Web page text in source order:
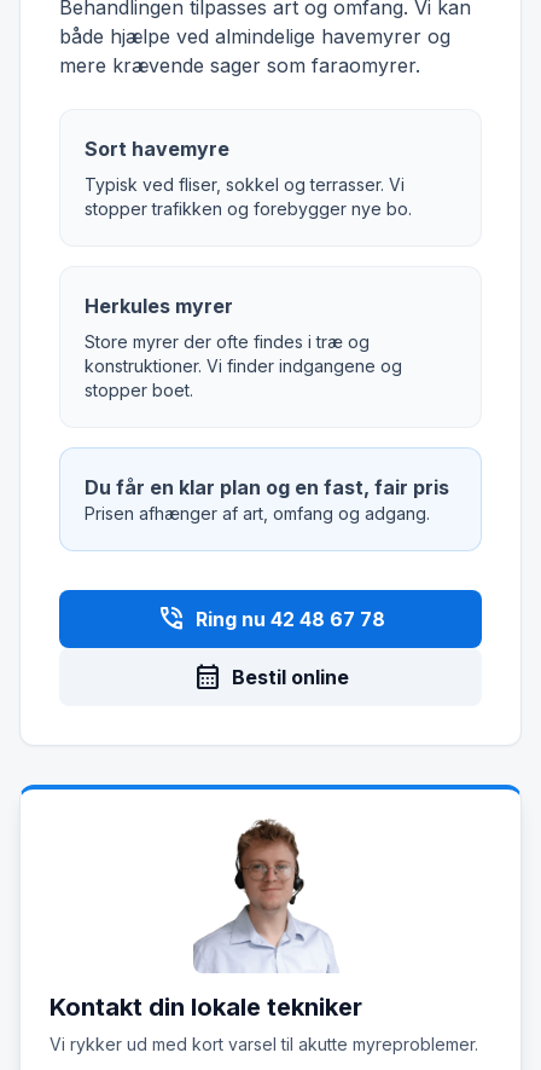
Behandlingen tilpasses art og omfang. Vi kan
både hjælpe ved almindelige havemyrer og
mere krævende sager som faraomyrer.
Sort havemyre
Typisk ved fliser, sokkel og terrasser. Vi
stopper trafikken og forebygger nye bo.
Herkules myrer
Store myrer der ofte findes i træ og
konstruktioner. Vi finder indgangene og
stopper boet.
Du får en klar plan og en fast, fair pris
Prisen afhænger af art, omfang og adgang.
phone_in_talk Ring nu 42 48 67 78
calendar_month Bestil online
Kontakt din lokale tekniker
Vi rykker ud med kort varsel til akutte myreproblemer.